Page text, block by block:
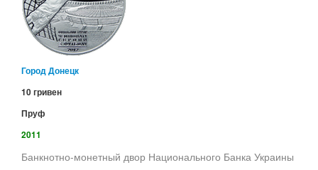
Город Донецк
10 гривен
Пруф
2011
Банкнотно-монетный двор Национального Банка Украины